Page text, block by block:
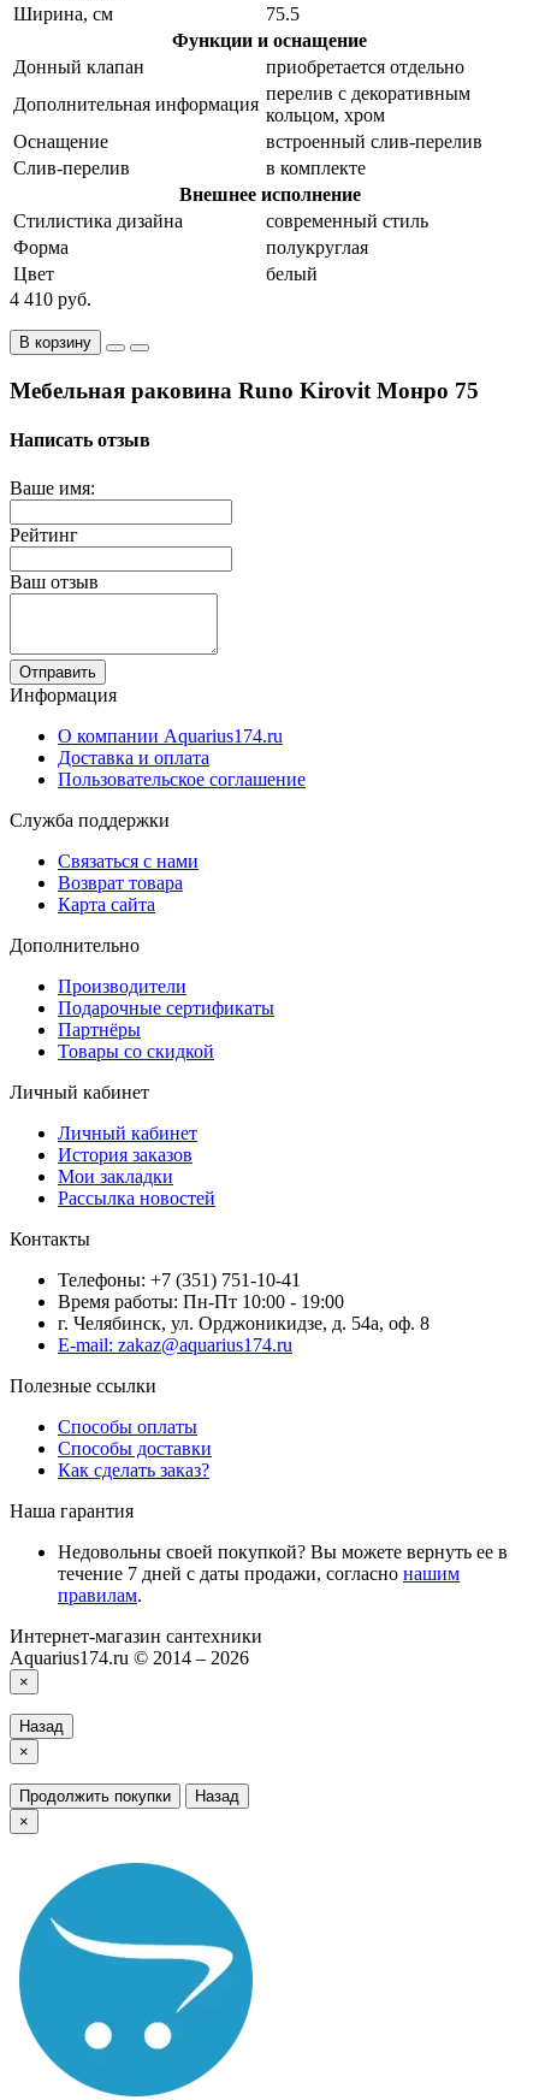
Ширина, см
75.5
Функции и оснащение
Донный клапан
приобретается отдельно
Дополнительная информация
перелив с декоративным
кольцом, хром
Оснащение
встроенный слив-перелив
Слив-перелив
в комплекте
Внешнее исполнение
Стилистика дизайна
современный стиль
Форма
полукруглая
Цвет
белый
4 410 руб.
В корзину
Мебельная раковина Runo Kirovit Монро 75
Написать отзыв
Ваше имя:
Рейтинг
Ваш отзыв
Отправить
Информация
О компании Aquarius174.ru
Доставка и оплата
Пользовательское соглашение
Служба поддержки
Связаться с нами
Возврат товара
Карта сайта
Дополнительно
Производители
Подарочные сертификаты
Партнёры
Товары со скидкой
Личный кабинет
Личный кабинет
История заказов
Мои закладки
Рассылка новостей
Контакты
Телефоны: +7 (351) 751-10-41
Время работы: Пн-Пт 10:00 - 19:00
г. Челябинск, ул. Орджоникидзе, д. 54а, оф. 8
E-mail: zakaz@aquarius174.ru
Полезные ссылки
Способы оплаты
Способы доставки
Как сделать заказ?
Наша гарантия
Недовольны своей покупкой? Вы можете вернуть ее в
течение 7 дней с даты продажи, согласно нашим
правилам.
Интернет-магазин сантехники
Aquarius174.ru © 2014 – 2026
×
Назад
×
Продолжить покупки
Назад
×